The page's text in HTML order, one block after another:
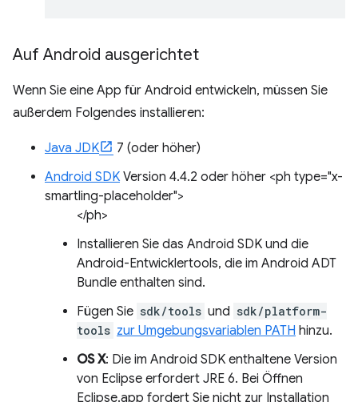
Auf Android ausgerichtet
Wenn Sie eine App für Android entwickeln, müssen Sie
außerdem Folgendes installieren:
Java JDK
7 (oder höher)
Android SDK Version 4.4.2 oder höher <ph type="x-
smartling-placeholder">
</ph>
Installieren Sie das Android SDK und die
Android-Entwicklertools, die im Android ADT
Bundle enthalten sind.
Fügen Sie sdk/tools und sdk/platform-
tools zur Umgebungsvariablen PATH hinzu.
OS X: Die im Android SDK enthaltene Version
von Eclipse erfordert JRE 6. Bei Öffnen
Eclipse.app fordert Sie nicht zur Installation